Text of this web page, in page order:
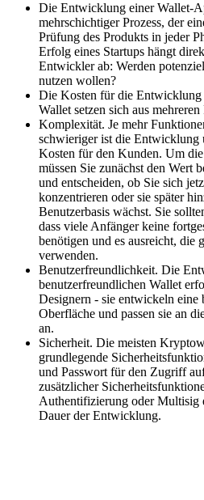
Die Entwicklung einer Wallet-
mehrschichtiger Prozess, der
Prüfung des Produkts in jeder
Erfolg eines Startups hängt
Entwickler ab: Werden
nutzen wollen?
Die Kosten für die
Wallet setzen sich aus
Komplexität. Je mehr
schwieriger ist die Entwicklung
Kosten für den Kunden. Um
müssen Sie zunächst den Wert
und entscheiden, ob Sie sich
konzentrieren oder sie später
Benutzerbasis wächst. Sie
dass viele Anfänger keine
benötigen und es ausreicht, die
verwenden.
Benutzerfreundlichkeit. Die
benutzerfreundlichen Wallet
Designern - sie entwickeln eine
Oberfläche und passen sie an
an.
Sicherheit. Die meisten
grundlegende
und Passwort für den Zugriff
zusätzlicher
Authentifizierung oder Multisig
Dauer der Entwicklung.